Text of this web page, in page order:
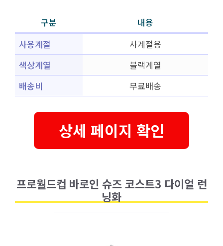
구분
내용
사용계절
사계절용
색상계열
블랙계열
배송비
무료배송
상세 페이지 확인
프로월드컵 바로인 슈즈 코스트3 다이얼 런
닝화